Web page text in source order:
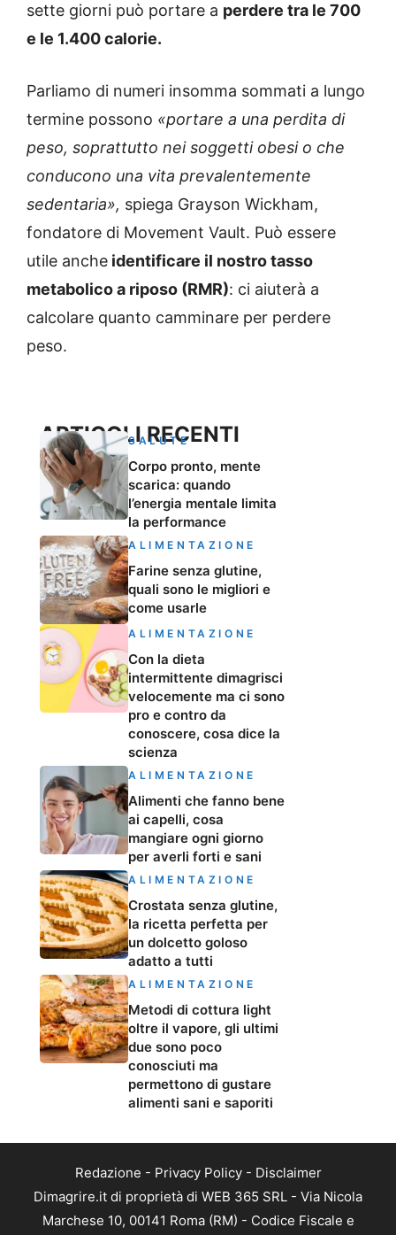
sette giorni può portare a perdere tra le 700
e le 1.400 calorie.
Parliamo di numeri insomma sommati a lungo
termine possono «portare a una perdita di
peso, soprattutto nei soggetti obesi o che
conducono una vita prevalentemente
sedentaria», spiega Grayson Wickham,
fondatore di Movement Vault. Può essere
utile anche identificare il nostro tasso
metabolico a riposo (RMR): ci aiuterà a
calcolare quanto camminare per perdere
peso.
ARTICOLI RECENTI
SALUTE
Corpo pronto, mente
scarica: quando
l’energia mentale limita
la performance
ALIMENTAZIONE
Farine senza glutine,
quali sono le migliori e
come usarle
ALIMENTAZIONE
Con la dieta
intermittente dimagrisci
velocemente ma ci sono
pro e contro da
conoscere, cosa dice la
scienza
ALIMENTAZIONE
Alimenti che fanno bene
ai capelli, cosa
mangiare ogni giorno
per averli forti e sani
ALIMENTAZIONE
Crostata senza glutine,
la ricetta perfetta per
un dolcetto goloso
adatto a tutti
ALIMENTAZIONE
Metodi di cottura light
oltre il vapore, gli ultimi
due sono poco
conosciuti ma
permettono di gustare
alimenti sani e saporiti
Redazione - Privacy Policy- Disclaimer
Dimagrire.it di proprietà di WEB 365 SRL - Via Nicola
Marchese 10, 00141 Roma (RM) - Codice Fiscale e